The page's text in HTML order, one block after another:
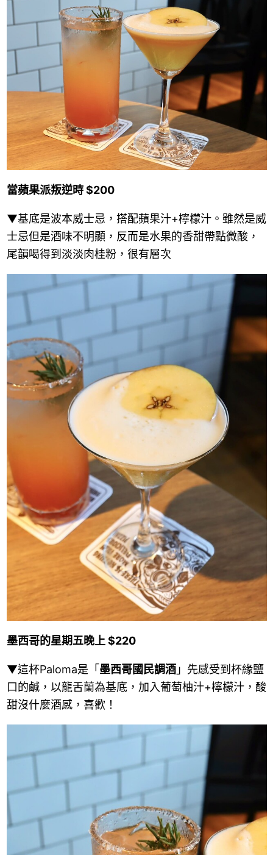
當蘋果派叛逆時 $200
▼基底是波本威士忌，搭配蘋果汁+檸檬汁。雖然是威
士忌但是酒味不明顯，反而是水果的香甜帶點微酸，
尾韻喝得到淡淡肉桂粉，很有層次
墨西哥的星期五晚上 $220
▼這杯Paloma是「 墨西哥國民調酒」先感受到杯緣鹽
口的鹹，以龍舌蘭為基底，加入葡萄柚汁+檸檬汁，酸
甜沒什麼酒感，喜歡！